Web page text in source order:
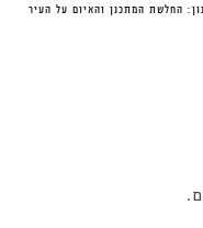
החלשת המתכנן והאיום על העיר